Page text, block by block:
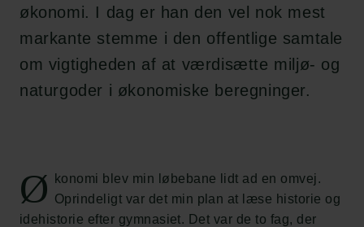
økonomi. I dag er han den vel nok mest
markante stemme i den offentlige samtale
om vigtigheden af at værdisætte miljø- og
naturgoder i økonomiske beregninger.
Ø
konomi blev min løbebane lidt ad en omvej.
Oprindeligt var det min plan at læse historie og
idehistorie efter gymnasiet. Det var de to fag, der